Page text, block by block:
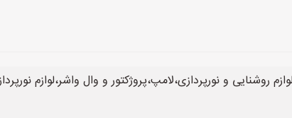
و نورپردازی،لامپ،پروژکتور و وال واشر،لوازم